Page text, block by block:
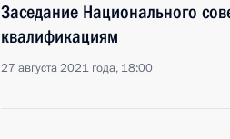
Заседание Национального
квалификациям
27 августа 2021 года, 18:00